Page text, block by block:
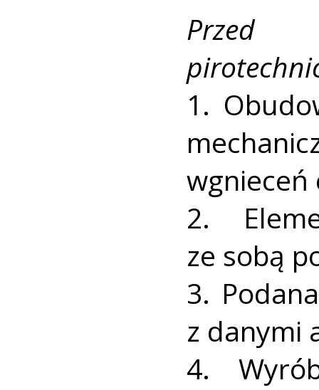
Przed
1.
wgnieceń
2.
ze sobą
3.
z danymi
4.